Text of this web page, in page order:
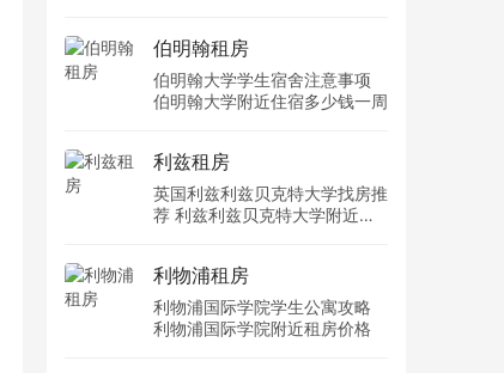
伯明翰租房
伯明翰大学学生宿舍注意事项
伯明翰大学附近住宿多少钱一周
利兹租房
英国利兹利兹贝克特大学找房推
荐 利兹利兹贝克特大学附近住
利物浦租房
利物浦国际学院学生公寓攻略
利物浦国际学院附近租房价格